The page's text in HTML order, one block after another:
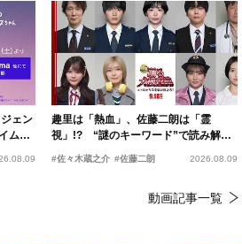
ェン
ムス
趣里は「熱血」、佐藤二朗は「霊
視」!? “謎のキーワード”で読み解く
『踊る大捜査線 N.E.W.』新メンバー
#佐々木蔵之介 #佐藤二朗 2026.08.09
動画記事一覧